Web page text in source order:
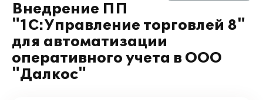
Внедрение ПП
"1С:Управление торговлей 8"
для автоматизации
оперативного учета в ООО
"Далкос"